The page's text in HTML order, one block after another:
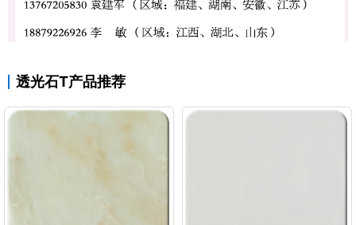
透光石T产品推荐